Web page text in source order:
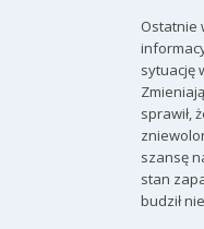
Ostatnie
sytuację
sprawił,
szansę
stan
budził